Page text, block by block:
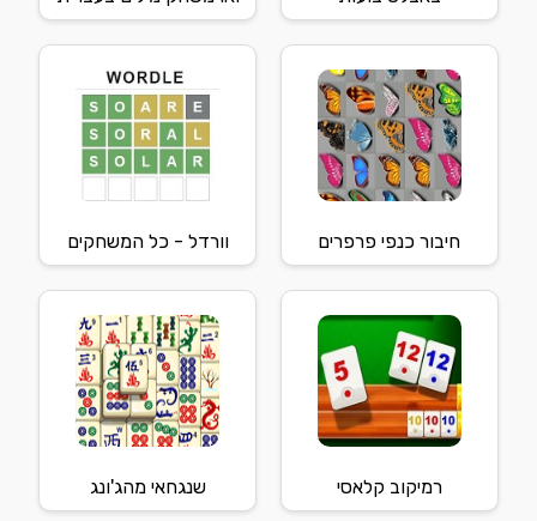
חיבור כנפי פרפרים וורדל - כל המשחקים
רמיקוב קלאסי שנגחאי מהג'ונג